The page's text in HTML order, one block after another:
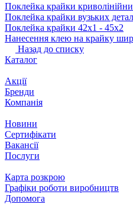
Поклейка крайки
Поклейка крайки вузьких
Поклейка крайки 42х1 ‐ 45х2
Нанесення клею на крайку
Назад до списку
Каталог
Акції
Бренди
Компанія
Новини
Сертифікати
Вакансії
Послуги
Карта розкрою
Графіки роботи виробництв
Допомога